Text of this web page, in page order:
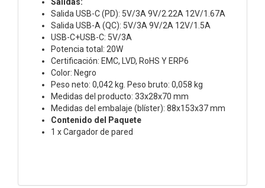
Salida USB-C (PD): 5V/3A 9V/2.22A 12V/1.67A
Salida USB-A (QC): 5V/3A 9V/2A 12V/1.5A
USB-C+USB-C: 5V/3A
Potencia total: 20W
Certificación: EMC, LVD, RoHS Y ERP6
Color: Negro
Peso neto: 0,042 kg. Peso bruto: 0,058 kg
Medidas del producto: 33x28x70 mm
Medidas del embalaje (blíster): 88x153x37 mm
Contenido del Paquete
1 x Cargador de pared